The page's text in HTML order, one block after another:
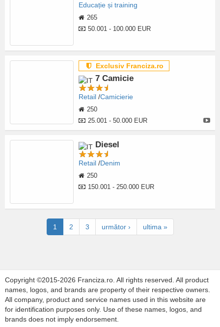
Educație și training
265
50.001 - 100.000 EUR
Exclusiv Franciza.ro
7 Camicie
Retail Camicierie
250
25.001 - 50.000 EUR
Diesel
Retail Denim
250
150.001 - 250.000 EUR
1 2 3 următor › ultima »
Copyright ©2015-2026 Franciza.ro. All rights reserved. All product
names, logos, and brands are property of their respective owners.
All company, product and service names used in this website are
for identification purposes only. Use of these names, logos, and
brands does not imply endorsement.